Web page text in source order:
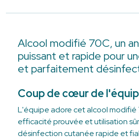
Alcool modifié 70C, un
puissant et rapide pour
et parfaitement
Coup de cœur de
L'équipe adore cet alcool modifié
efficacité prouvée et utilisation
désinfection cutanée rapide et